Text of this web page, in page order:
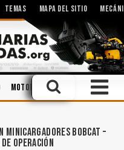
TEMAS MAPA DEL SITIO
Motores Operación
MINICARGADORES BOBCAT –
OPERACIÓN